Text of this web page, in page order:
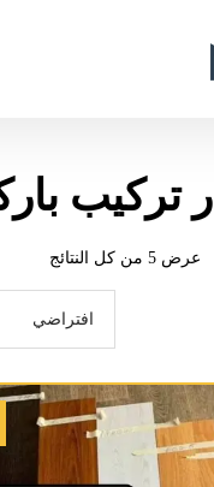
تركيب
عرض ⁦5⁩ من كل النتائج